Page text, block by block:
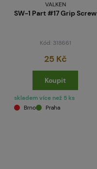
VALKEN
SW-1 Part #17 Grip Screw
Kód: 318661
25 Kč
Koupit
skladem více než 5 ks
Brno
Praha